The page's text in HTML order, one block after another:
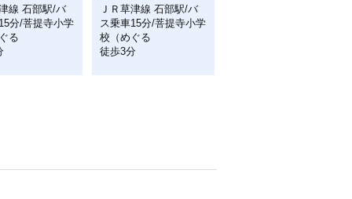
線 石部駅/バ
分/菩提寺小学
る
ＪＲ草津線 石部駅/バ
ス乗車15分/菩提寺小学
校（めぐる
徒歩3分